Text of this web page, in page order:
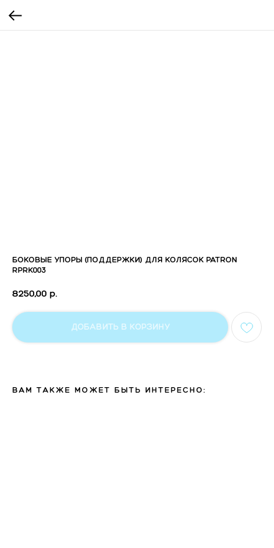
БОКОВЫЕ УПОРЫ (ПОДДЕРЖКИ) ДЛЯ КОЛЯСОК PATRON
RPRK003
8250,00 р.
ДОБАВИТЬ В КОРЗИНУ
ВАМ ТАКЖЕ МОЖЕТ БЫТЬ ИНТЕРЕСНО: